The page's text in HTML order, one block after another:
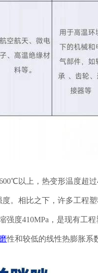
以上，热变形温度超
。相比之下，许多工程
度410MPa，是现有工程
性和较低的线性热膨胀系